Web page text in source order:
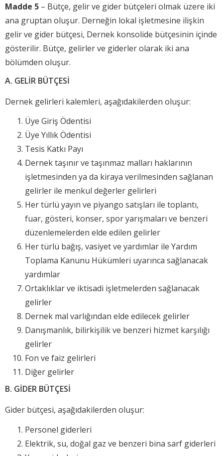
Madde 5 – Bütçe, gelir ve gider bütçeleri olmak üzere iki
ana gruptan oluşur. Derneğin lokal işletmesine ilişkin
gelir ve gider bütçesi, Dernek konsolide bütçesinin içinde
gösterilir. Bütçe, gelirler ve giderler olarak iki ana
bölümden oluşur.
A. GELİR BÜTÇESİ
Dernek gelirleri kalemleri, aşağıdakilerden oluşur:
Üye Giriş Ödentisi
Üye Yıllık Ödentisi
Tesis Katkı Payı
Dernek taşınır ve taşınmaz malları haklarının
işletmesinden ya da kiraya verilmesinden sağlanan
gelirler ile menkul değerler gelirleri
Her türlü yayın ve piyango satışları ile toplantı,
fuar, gösteri, konser, spor yarışmaları ve benzeri
düzenlemelerden elde edilen gelirler
Her türlü bağış, vasiyet ve yardımlar ile Yardım
Toplama Kanunu Hükümleri uyarınca sağlanacak
yardımlar
Ortaklıklar ve iktisadi işletmelerden sağlanacak
gelirler
Dernek mal varlığından elde edilecek gelirler
Danışmanlık, bilirkişilik ve benzeri hizmet karşılığı
gelirler
Fon ve faiz gelirleri
Diğer gelirler
B. GİDER BÜTÇESİ
Gider bütçesi, aşağıdakilerden oluşur:
Personel giderleri
Elektrik, su, doğal gaz ve benzeri bina sarf giderleri